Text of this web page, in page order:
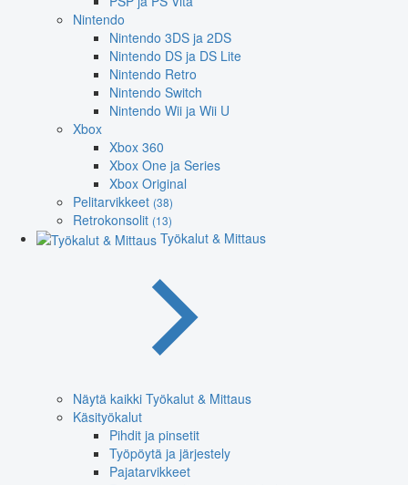
Nintendo
Nintendo 3DS ja 2DS
Nintendo DS ja DS Lite
Nintendo Retro
Nintendo Switch
Nintendo Wii ja Wii U
Xbox
Xbox 360
Xbox One ja Series
Xbox Original
Pelitarvikkeet (38)
Retrokonsolit (13)
Työkalut & Mittaus
Näytä kaikki Työkalut & Mittaus
Käsityökalut
Pihdit ja pinsetit
Työpöytä ja järjestely
Pajatarvikkeet